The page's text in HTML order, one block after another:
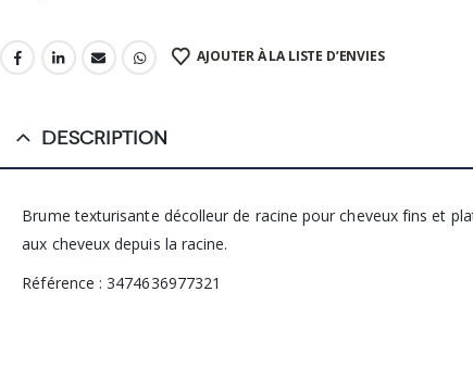
AJOUTER À LA LISTE D’ENVIES
DESCRIPTION
Brume texturisante décolleur de racine pour cheveux fins et
aux cheveux depuis la racine.
Référence : 3474636977321